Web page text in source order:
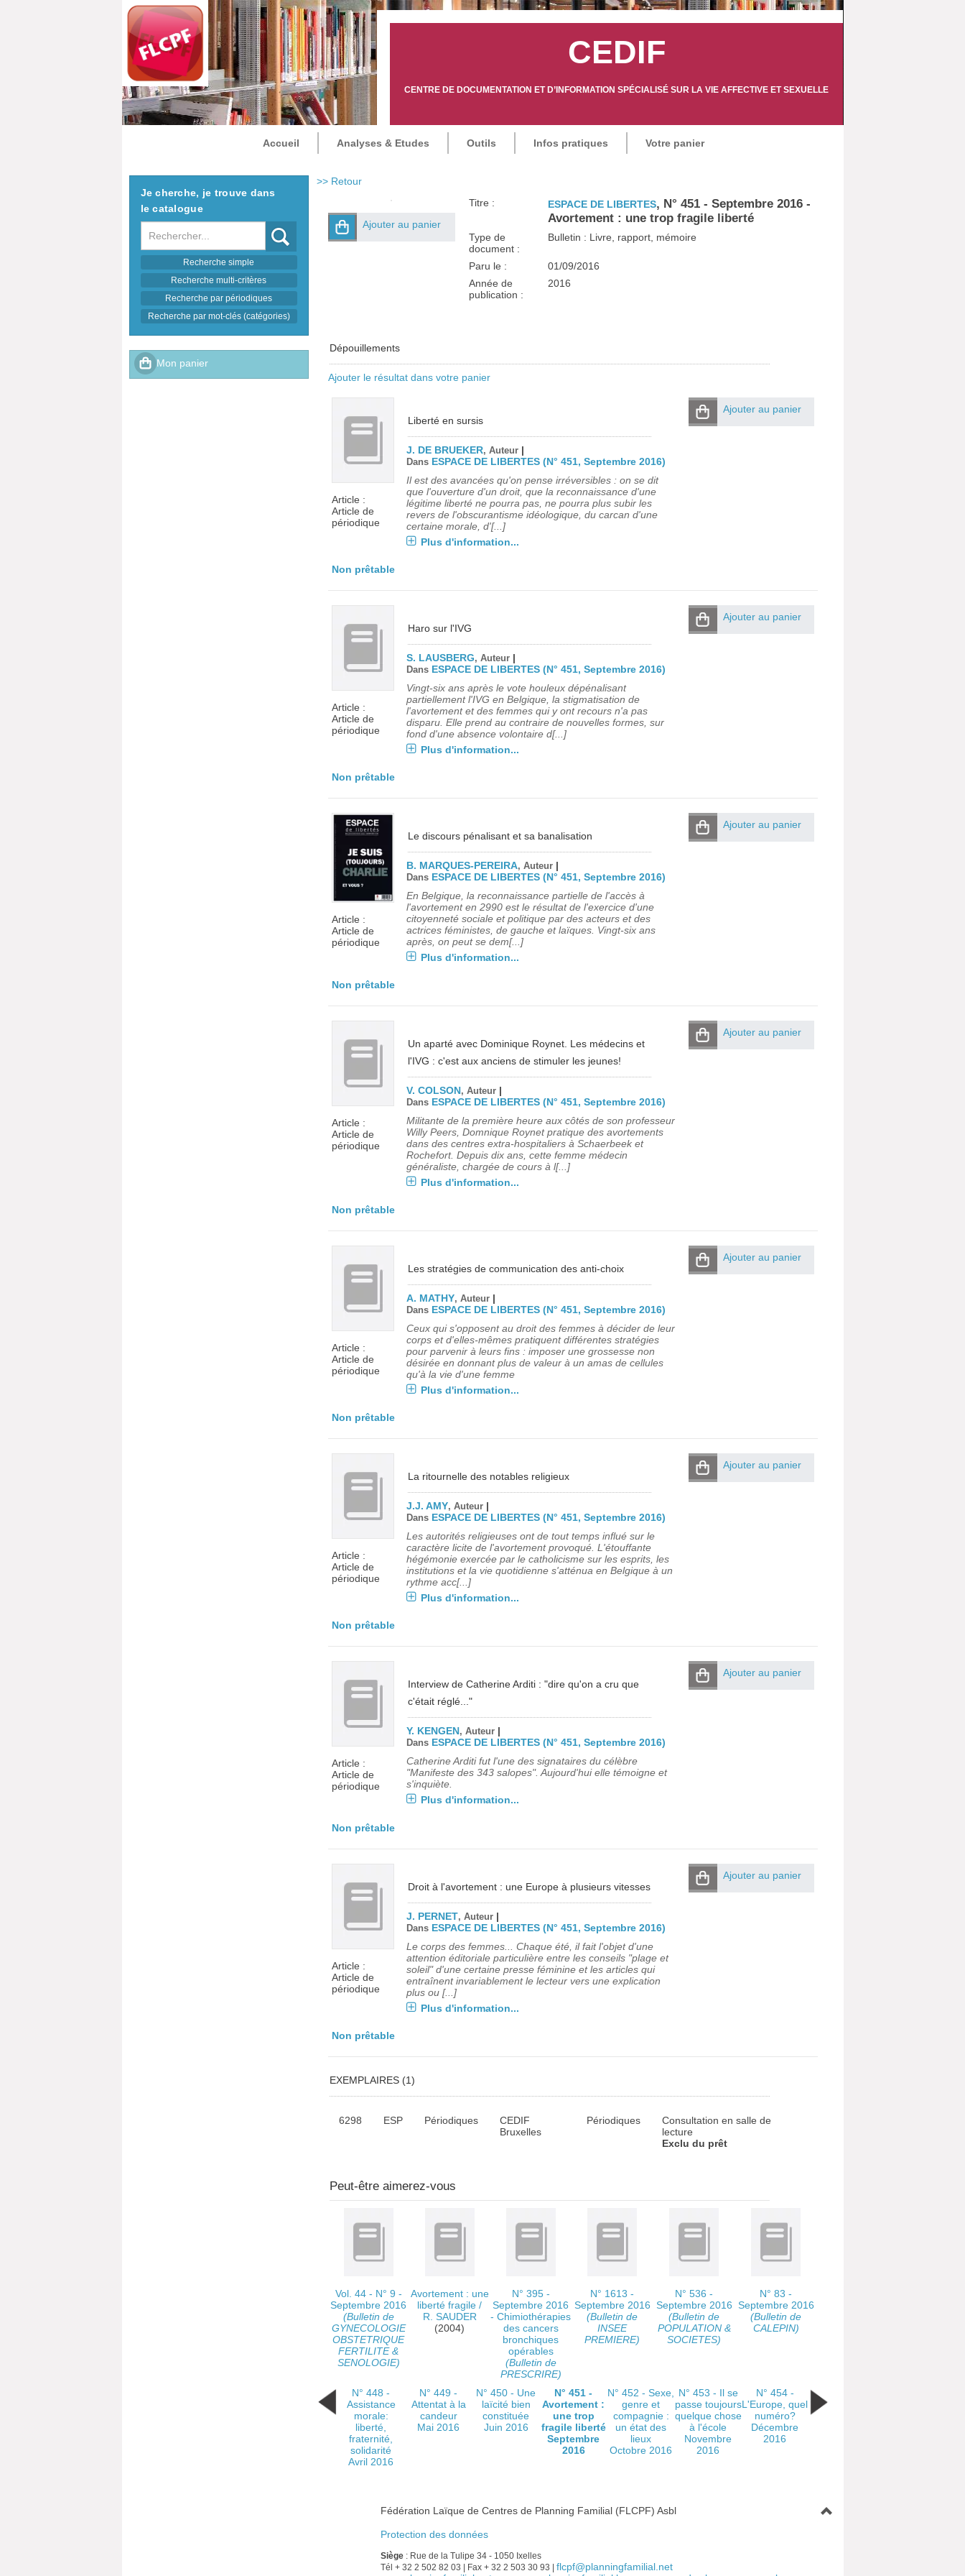
CEDIF
CENTRE DE DOCUMENTATION ET D’INFORMATION SPÉCIALISÉ SUR LA VIE AFFECTIVE ET SEXUELLE
Accueil Analyses & Etudes Outils Infos pratiques Votre panier
>> Retour
Ajouter au panier
Titre : ESPACE DE LIBERTES, N° 451 - Septembre 2016 -
Avortement : une trop fragile liberté
Type de
document :
Bulletin : Livre, rapport, mémoire
Paru le :
01/09/2016
Année de
publication :
2016
Dépouillements
Ajouter le résultat dans votre panier
Article :
Article de
périodique
Liberté en sursis
J. DE BRUEKER, Auteur |
Dans ESPACE DE LIBERTES (N° 451, Septembre 2016)
Il est des avancées qu'on pense irréversibles : on se dit
que l'ouverture d'un droit, que la reconnaissance d'une
légitime liberté ne pourra pas, ne pourra plus subir les
revers de l'obscurantisme idéologique, du carcan d'une
certaine morale, d'[...]
Plus d'information...
Ajouter au panier
Non prêtable
Article :
Article de
périodique
Haro sur l'IVG
S. LAUSBERG, Auteur |
Dans ESPACE DE LIBERTES (N° 451, Septembre 2016)
Vingt-six ans après le vote houleux dépénalisant
partiellement l'IVG en Belgique, la stigmatisation de
l'avortement et des femmes qui y ont recours n'a pas
disparu. Elle prend au contraire de nouvelles formes, sur
fond d'une absence volontaire d[...]
Plus d'information...
Ajouter au panier
Non prêtable
Article :
Article de
périodique
Le discours pénalisant et sa banalisation
B. MARQUES-PEREIRA, Auteur |
Dans ESPACE DE LIBERTES (N° 451, Septembre 2016)
En Belgique, la reconnaissance partielle de l'accès à
l'avortement en 2990 est le résultat de l'exercice d'une
citoyenneté sociale et politique par des acteurs et des
actrices féministes, de gauche et laïques. Vingt-six ans
après, on peut se dem[...]
Plus d'information...
Ajouter au panier
Non prêtable
Article :
Article de
périodique
Un aparté avec Dominique Roynet. Les médecins et
l'IVG : c'est aux anciens de stimuler les jeunes!
V. COLSON, Auteur |
Dans ESPACE DE LIBERTES (N° 451, Septembre 2016)
Militante de la première heure aux côtés de son professeur
Willy Peers, Domnique Roynet pratique des avortements
dans des centres extra-hospitaliers à Schaerbeek et
Rochefort. Depuis dix ans, cette femme médecin
généraliste, chargée de cours à l[...]
Plus d'information...
Ajouter au panier
Non prêtable
Article :
Article de
périodique
Les stratégies de communication des anti-choix
A. MATHY, Auteur |
Dans ESPACE DE LIBERTES (N° 451, Septembre 2016)
Ceux qui s'opposent au droit des femmes à décider de leur
corps et d'elles-mêmes pratiquent différentes stratégies
pour parvenir à leurs fins : imposer une grossesse non
désirée en donnant plus de valeur à un amas de cellules
qu'à la vie d'une femme
Plus d'information...
Ajouter au panier
Non prêtable
Article :
Article de
périodique
La ritournelle des notables religieux
J.J. AMY, Auteur |
Dans ESPACE DE LIBERTES (N° 451, Septembre 2016)
Les autorités religieuses ont de tout temps influé sur le
caractère licite de l'avortement provoqué. L'étouffante
hégémonie exercée par le catholicisme sur les esprits, les
institutions et la vie quotidienne s'atténua en Belgique à un
rythme acc[...]
Plus d'information...
Ajouter au panier
Non prêtable
Article :
Article de
périodique
Interview de Catherine Arditi : "dire qu'on a cru que
c'était réglé..."
Y. KENGEN, Auteur |
Dans ESPACE DE LIBERTES (N° 451, Septembre 2016)
Catherine Arditi fut l'une des signataires du célèbre
"Manifeste des 343 salopes". Aujourd'hui elle témoigne et
s'inquiète.
Plus d'information...
Ajouter au panier
Non prêtable
Article :
Article de
périodique
Droit à l'avortement : une Europe à plusieurs vitesses
J. PERNET, Auteur |
Dans ESPACE DE LIBERTES (N° 451, Septembre 2016)
Le corps des femmes... Chaque été, il fait l'objet d'une
attention éditoriale particulière entre les conseils "plage et
soleil" d'une certaine presse féminine et les articles qui
entraînent invariablement le lecteur vers une explication
plus ou [...]
Plus d'information...
Ajouter au panier
Non prêtable
EXEMPLAIRES (1)
6298
ESP Périodiques
CEDIF
Bruxelles
Périodiques
Consultation en salle de
lecture
Exclu du prêt
Peut-être aimerez-vous
Vol. 44 - N° 9 -
Septembre 2016
(Bulletin de
GYNECOLOGIE
OBSTETRIQUE
FERTILITE &
SENOLOGIE)
Avortement : une
liberté fragile /
R. SAUDER
(2004)
N° 395 -
Septembre 2016
- Chimiothérapies
des cancers
bronchiques
opérables
(Bulletin de
PRESCRIRE)
N° 1613 -
Septembre 2016
(Bulletin de
INSEE
PREMIERE)
N° 536 -
Septembre 2016
(Bulletin de
POPULATION &
SOCIETES)
N° 83 -
Septembre 2016
(Bulletin de
CALEPIN)
N° 448 -
Assistance
morale:
liberté,
fraternité,
solidarité
Avril 2016
N° 449 -
Attentat à la
candeur
Mai 2016
N° 450 - Une
laïcité bien
constituée
Juin 2016
N° 451 -
Avortement :
une trop
fragile liberté
Septembre
2016
N° 452 - Sexe,
genre et
compagnie :
un état des
lieux
Octobre 2016
N° 453 - Il se
passe toujours
quelque chose
à l'école
Novembre
2016
N° 454 -
L'Europe, quel
numéro?
Décembre
2016
Je cherche, je trouve dans
le catalogue
Recherche
Recherche simple
Recherche multi-critères
Recherche par périodiques
Recherche par mot-clés (catégories)
Fédération Laïque de Centres de Planning Familial (FLCPF) Asbl
Protection des données
Siège: Rue de la Tulipe 34 - 1050 Ixelles
Tél + 32 2 502 82 03 | Fax + 32 2 503 30 93 | flcpf@planningfamilial.net